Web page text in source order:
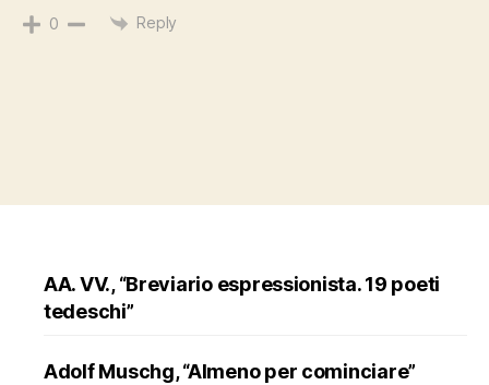
0 Reply
AA. VV., “Breviario espressionista. 19 poeti
tedeschi”
Adolf Muschg, “Almeno per cominciare”